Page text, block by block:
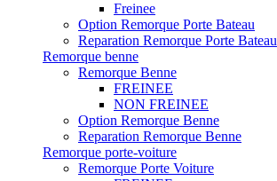
Freinee
Option Remorque Porte Bateau
Reparation Remorque Porte Bateau
Remorque benne
Remorque Benne
FREINEE
NON FREINEE
Option Remorque Benne
Reparation Remorque Benne
Remorque porte-voiture
Remorque Porte Voiture